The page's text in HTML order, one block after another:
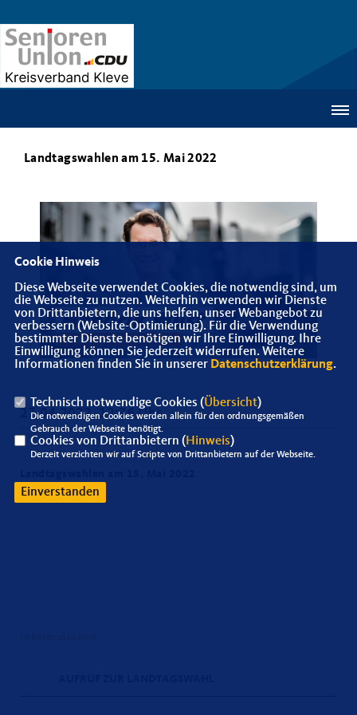
Landtagswahlen am 15. Mai 2022
27.04.2022, 12:36 Uhr
Cookie Hinweis
Diese Webseite verwendet Cookies, die notwendig sind, um
die Webseite zu nutzen. Weiterhin verwenden wir Dienste
von Drittanbietern, die uns helfen, unser Webangebot zu
verbessern (Website-Optimierung). Für die Verwendung
bestimmter Dienste benötigen wir Ihre Einwilligung. Ihre
Einwilligung können Sie jederzeit widerrufen. Weitere
Informationen finden Sie in unserer Datenschutzerklärung.
Technisch notwendige Cookies (Übersicht)
Die notwendigen Cookies werden allein für den ordnungsgemäßen
Gebrauch der Webseite benötigt.
Cookies von Drittanbietern (Hinweis)
Derzeit verzichten wir auf Scripte von Drittanbietern auf der Webseite.
Einverstanden